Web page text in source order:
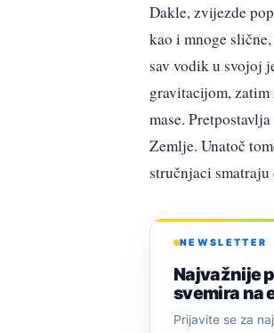
Dakle, zvijezde
kao i mnoge slične,
sav vodik u svojoj
gravitacijom,
mase.
Zemlje. Unatoč
stručnjaci
NEWSLETTER
Najvažnije
svemira na
Prijavite se za